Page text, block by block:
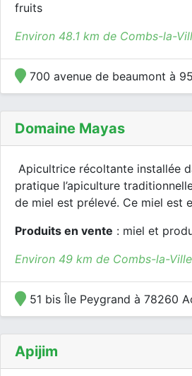
fruits
Environ 48.1 km de Combs-la-
700 avenue de beaumont à
Domaine Mayas
Apicultrice récoltante installée
pratique l’apiculture
de miel est prélevé. Ce miel est
Produits en vente : miel et
Environ 49 km de Combs-la-Ville
51 bis Île Peygrand à 78260
Apijim